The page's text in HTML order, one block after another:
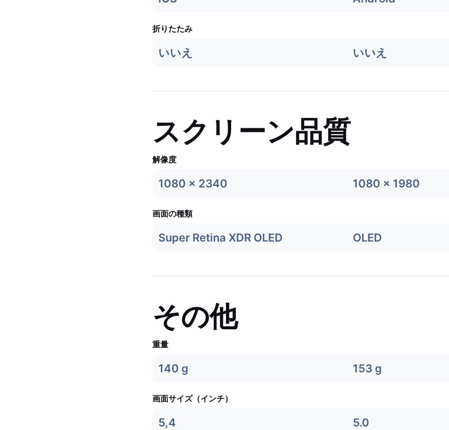
折りたたみ
いいえ いいえ
スクリーン品質
解像度
1080 x 2340 1080 x 1980
画面の種類
Super Retina XDR OLED OLED
その他
重量
140 g 153 g
画面サイズ（インチ）
5,4 5.0